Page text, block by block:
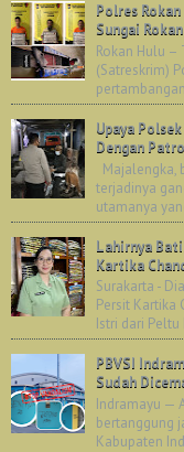
Polres
Sungai Rokan
Rokan Hulu –
(Satreskrim)
Upaya
Dengan
Majalengka,
terjadinya
utamanya
Lahirnya
Kartika
Surakarta -
Persit Kartika
Istri dari Peltu
PBVSI
Sudah
Indramayu —
bertanggung
Kabupaten